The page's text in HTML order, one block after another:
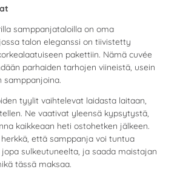
samppanjataloilla on oma
talon eleganssi on tiivistetty
pakettiin. Nämä cuvée
parhaiden tarhojen viineistä, usein
samppanjoina.
tyylit vaihtelevat laidasta laitaan,
Ne vaativat yleensä kypsytystä,
kaikkeaan heti ostohetken jälkeen.
että samppanja voi tuntua
sulkeutuneelta, ja saada maistajan
tässä maksaa.